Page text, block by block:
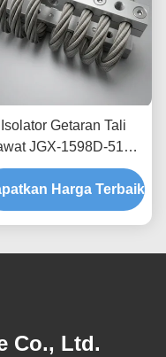
Isolator Getaran Tali
JGX-1598D-515B
Kapasitas
Beban Terukur dan
Kebisingan yang
Harga Terbaik
Co., Ltd.